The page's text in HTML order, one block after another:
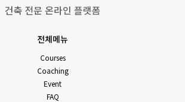
정할 경우에는 적용일자 및 개정 사유를
초기 화면 등에 고지하거나 전자우편 또는 그
합니다. 다만, 회원에게 불리하게 약관 내용을
최소한 30일 이상의 사전 유예기간을 두고
. 회사가 개정약관을 공지 또는 통지하면서
내에 의사표시를 하지 않으면 의사표시가
OS버전 등)
(선택) 프로필 사진
(필수)성명, 휴대폰 번호,
이메일, 상담내역
건축 전문 온라인 플랫폼
전체메뉴
Courses
Coaching
Event
FAQ